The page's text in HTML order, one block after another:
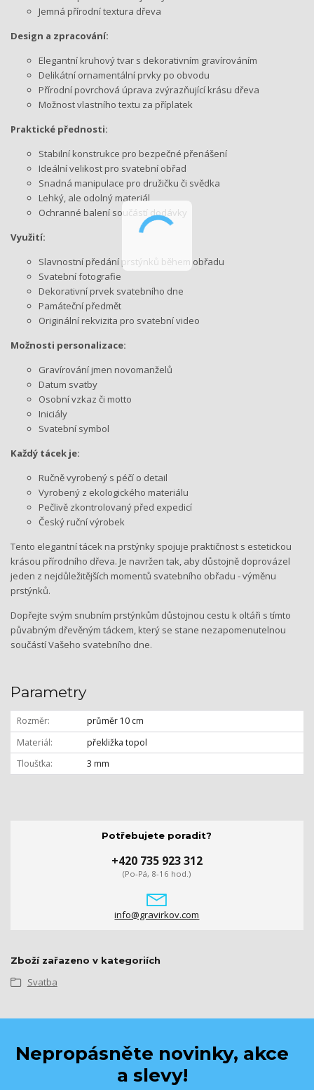
Jemná přírodní textura dřeva
Design a zpracování:
Elegantní kruhový tvar s dekorativním gravírováním
Delikátní ornamentální prvky po obvodu
Přírodní povrchová úprava zvýrazňující krásu dřeva
Možnost vlastního textu za příplatek
Praktické přednosti:
Stabilní konstrukce pro bezpečné přenášení
Ideální velikost pro svatební obřad
Snadná manipulace pro družičku či svědka
Lehký, ale odolný materiál
Ochranné balení součástí dodávky
Využití:
Slavnostní předání prstýnků během obřadu
Svatební fotografie
Dekorativní prvek svatebního dne
Památeční předmět
Originální rekvizita pro svatební video
Možnosti personalizace:
Gravírování jmen novomanželů
Datum svatby
Osobní vzkaz či motto
Iniciály
Svatební symbol
Každý tácek je:
Ručně vyrobený s péčí o detail
Vyrobený z ekologického materiálu
Pečlivě zkontrolovaný před expedicí
Český ruční výrobek
Tento elegantní tácek na prstýnky spojuje praktičnost s estetickou
krásou přírodního dřeva. Je navržen tak, aby důstojně doprovázel
jeden z nejdůležitějších momentů svatebního obřadu - výměnu
prstýnků.
Dopřejte svým snubním prstýnkům důstojnou cestu k oltáři s tímto
půvabným dřevěným táckem, který se stane nezapomenutelnou
součástí Vašeho svatebního dne.
Parametry
Rozměr
průměr 10 cm
Materiál
překližka topol
Tloušťka
3 mm
Potřebujete poradit?
+420 735 923 312
(Po-Pá, 8-16 hod.)
info@gravirkov.com
Zboží zařazeno v kategoriích
Svatba
Nepropásněte novinky, akce
a slevy!